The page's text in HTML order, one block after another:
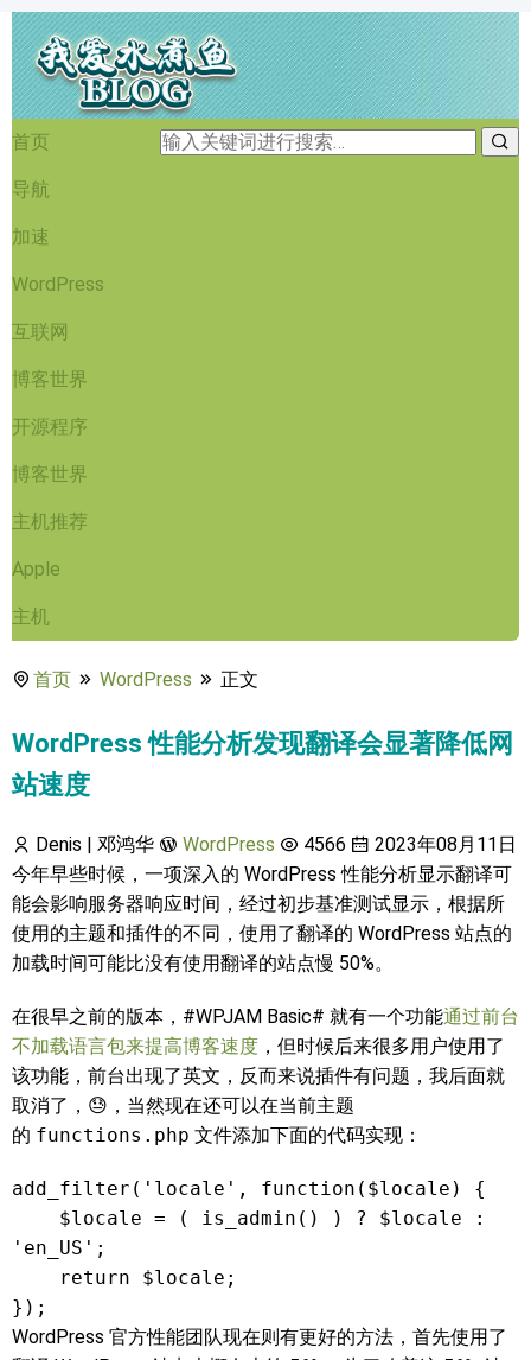
首页
导航
加速
WordPress
互联网
博客世界
开源程序
博客世界
主机推荐
Apple
主机
首页 WordPress 正文
WordPress 性能分析发现翻译会显著降低网
站速度
Denis | 邓鸿华 WordPress 4566
2023年08月11日
今年早些时候，一项深入的 WordPress 性能分析显示翻译可
能会影响服务器响应时间，经过初步基准测试显示，根据所
使用的主题和插件的不同，使用了翻译的 WordPress 站点的
加载时间可能比没有使用翻译的站点慢 50%。
在很早之前的版本，#WPJAM Basic# 就有一个功能通过前台
不加载语言包来提高博客速度 ，但时候后来很多用户使用了
该功能，前台出现了英文，反而来说插件有问题，我后面就
取消了，😓，当然现在还可以在当前主题
的 functions.php 文件添加下面的代码实现：
add_filter('locale', function($locale) {
'en_US';
});
WordPress 官方性能团队现在则有更好的方法，首先使用了